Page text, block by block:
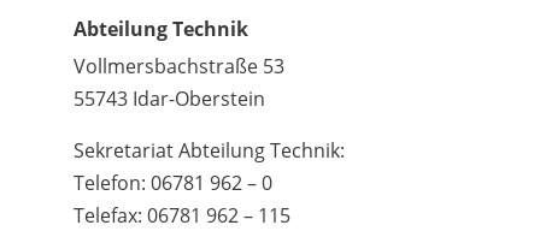
Abteilung Technik
Vollmersbachstraße 53
55743 Idar-Oberstein
Sekretariat Abteilung Technik:
Telefon: 06781 962 – 0
Telefax: 06781 962 – 115